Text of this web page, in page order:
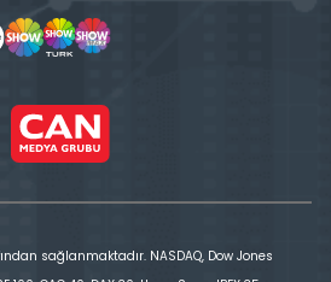
sağlanmaktadır. NASDAQ, Dow Jones